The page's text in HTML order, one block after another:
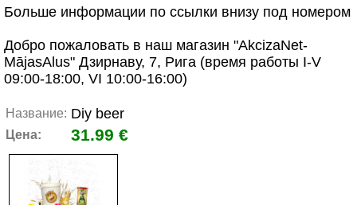
Больше информации по ссылки внизу под номером
Добро пожаловать в наш магазин "AkcizaNet-
MājasAlus" Дзирнаву, 7, Рига (время работы I-V
09:00-18:00, VI 10:00-16:00)
Название: Diy beer
Цена: 31.99 €